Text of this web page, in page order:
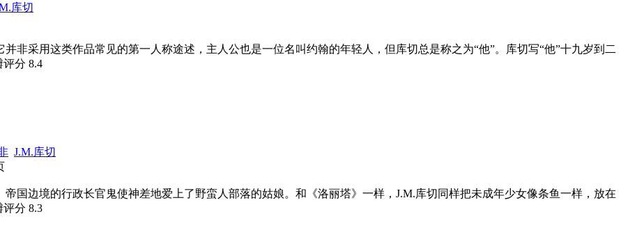
库切
非采用这类作品常见的第一人称途述，主人公也是一位名叫约翰的年轻人，但库切总是称之为“他”。库切写“他”十九岁到二
分 8.4
J.M.库切
帝国边境的行政长官鬼使神差地爱上了野蛮人部落的姑娘。和《洛丽塔》一样，J.M.库切同样把未成年少女像条鱼一样，放在
分 8.3